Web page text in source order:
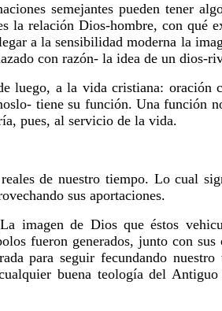
semejantes pueden tener
relación Dios-hombre, con qué
a la sensibilidad moderna la
con razón- la idea de un dios-
luego, a la vida cristiana: oración
tiene su función. Una función
pues, al servicio de la vida.
de nuestro tiempo. Lo cual
sus aportaciones.
imagen de Dios que éstos
fueron generados, junto con
para seguir fecundando
buena teología del